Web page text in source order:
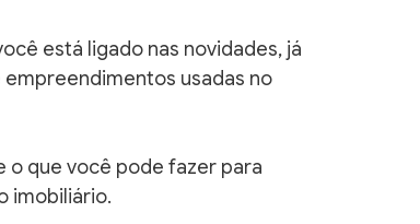
está ligado nas novidades, já
usadas no
o que você pode fazer para
imobiliário.